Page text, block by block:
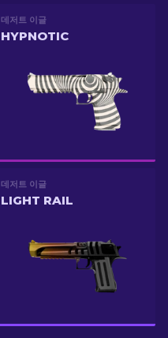
데저트 이글
HYPNOTIC
데저트 이글
LIGHT RAIL